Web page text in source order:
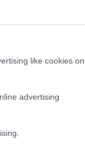
like cookies on
advertising
Tpl,